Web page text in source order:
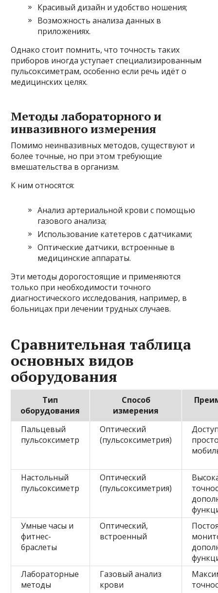
Красивый дизайн и удобство ношения;
Возможность анализа данных в
приложениях.
Однако стоит помнить, что точность таких
приборов иногда уступает специализированным
пульсоксиметрам, особенно если речь идёт о
медицинских целях.
Методы лабораторного и
инвазивного измерения
Помимо неинвазивных методов, существуют и
более точные, но при этом требующие
вмешательства в организм.
К ним относятся:
Анализ артериальной крови с помощью
газового анализа;
Использование катетеров с датчиками;
Оптические датчики, встроенные в
медицинские аппараты.
Эти методы дорогостоящие и применяются
только при необходимости точного
диагностического исследования, например, в
больницах при лечении трудных случаев.
Сравнительная таблица
основных видов
оборудования
Тип
оборудования
Способ
измерения
Пальцевый
пульсоксиметр
Оптический
(пульсоксиметрия)
Настольный
пульсоксиметр
Оптический
(пульсоксиметрия)
Умные часы и
фитнес-
браслеты
Оптический,
встроенный
Лабораторные
методы
Газовый анализ
крови